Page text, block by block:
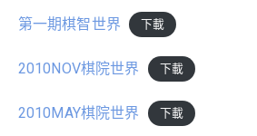
第一期棋智世界 下載
2010NOV棋院世界 下載
2010MAY棋院世界 下載